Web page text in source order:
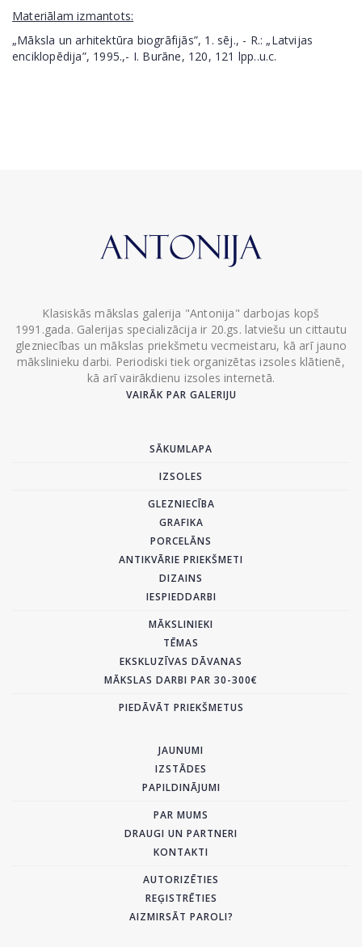
Materiālam izmantots:
„Māksla un arhitektūra biogrāfijās”, 1. sēj., - R.: „Latvijas
enciklopēdija”, 1995.,- I. Burāne, 120, 121 lpp..u.c.
Klasiskās mākslas galerija "Antonija" darbojas kopš
1991.gada. Galerijas specializācija ir 20.gs. latviešu un cittautu
glezniecības un mākslas priekšmetu vecmeistaru, kā arī jauno
mākslinieku darbi. Periodiski tiek organizētas izsoles klātienē,
kā arī vairākdienu izsoles internetā.
VAIRĀK PAR GALERIJU
SĀKUMLAPA
IZSOLES
GLEZNIECĪBA
GRAFIKA
PORCELĀNS
ANTIKVĀRIE PRIEKŠMETI
DIZAINS
IESPIEDDARBI
MĀKSLINIEKI
TĒMAS
EKSKLUZĪVAS DĀVANAS
MĀKSLAS DARBI PAR 30-300€
PIEDĀVĀT PRIEKŠMETUS
JAUNUMI
IZSTĀDES
PAPILDINĀJUMI
PAR MUMS
DRAUGI UN PARTNERI
KONTAKTI
AUTORIZĒTIES
REĢISTRĒTIES
AIZMIRSĀT PAROLI?